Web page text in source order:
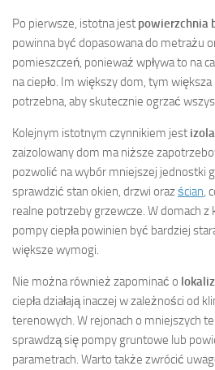
Po pierwsze, istotna jest powierzchnia
powinna być dopasowana do metrażu
pomieszczeń, ponieważ wpływa to na
na ciepło. Im większy dom, tym
potrzebna, aby skutecznie ogrzać
Kolejnym istotnym czynnikiem jest
zaizolowany dom ma niższe
pozwolić na wybór mniejszej jednostki
sprawdzić stan okien, drzwi orazścian,
realne potrzeby grzewcze. W domach z
pompy ciepła powinien być bardziej
większe wymogi.
Nie można również zapominać o
ciepła działają inaczej w zależności od
terenowych. W rejonach o mniejszych
sprawdzą się pompy gruntowe lub
parametrach. Warto także zwrócić